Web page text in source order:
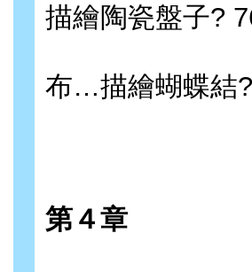
描繪陶瓷盤子?
布…描繪蝴蝶結
第４章